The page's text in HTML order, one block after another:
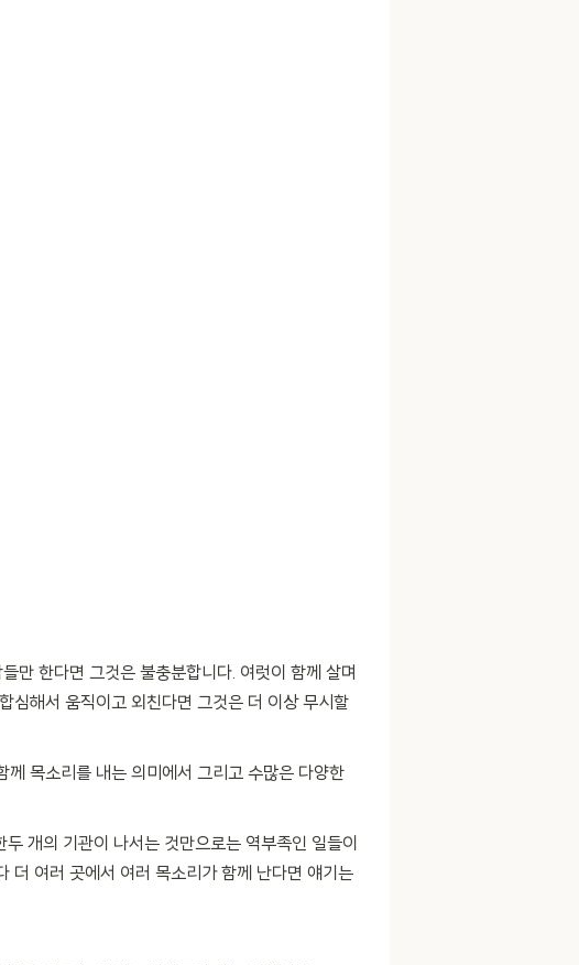
만 한다면 그것은 불충분합니다. 여럿이 함께 살며
심해서 움직이고 외친다면 그것은 더 이상 무시할
께 목소리를 내는 의미에서 그리고 수많은 다양한
개의 기관이 나서는 것만으로는 역부족인 일들이
더 여러 곳에서 여러 목소리가 함께 난다면 얘기는